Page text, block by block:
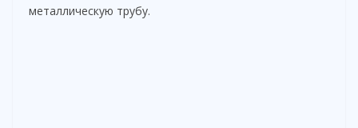
металлическую трубу.